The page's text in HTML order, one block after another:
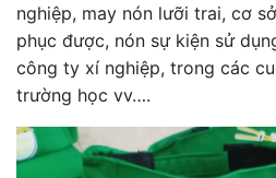
nghiệp, may nón lưỡi trai, cơ
phục được, nón sự kiện sử
công ty xí nghiệp, trong các
trường học vv….